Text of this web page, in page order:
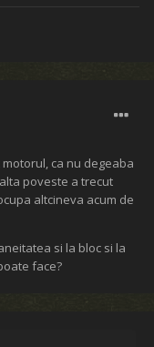
ca nu degeaba
poveste a trecut
altcineva acum de
si la bloc si la
face?